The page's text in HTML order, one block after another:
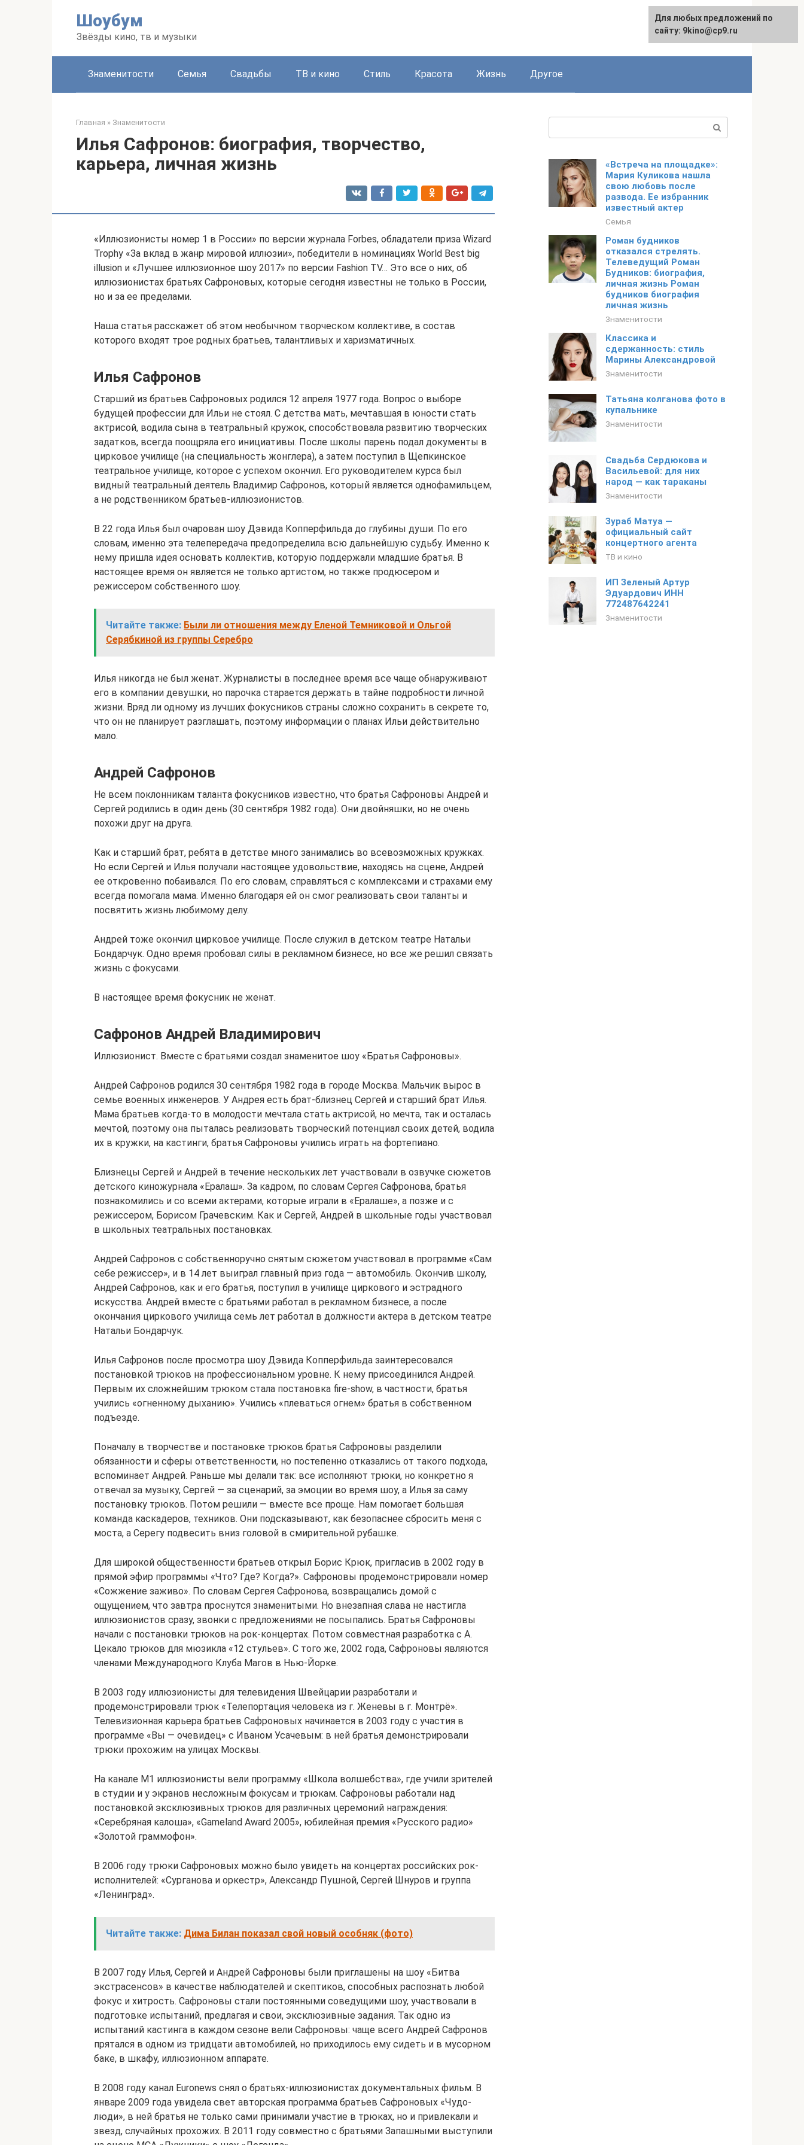
Шоубум
Звёзды кино, тв и музыки
English
Знаменитости Семья Свадьбы ТВ и кино Стиль Красота Жизнь Другое
Главная » Знаменитости
Илья Сафронов: биография, творчество,
карьера, личная жизнь
«Иллюзионисты номер 1 в России» по версии журнала Forbes, обладатели приза Wizard
Trophy «За вклад в жанр мировой иллюзии», победители в номинациях World Best big
illusion и «Лучшее иллюзионное шоу 2017» по версии Fashion TV… Это все о них, об
иллюзионистах братьях Сафроновых, которые сегодня известны не только в России,
но и за ее пределами.
Наша статья расскажет об этом необычном творческом коллективе, в состав
которого входят трое родных братьев, талантливых и харизматичных.
Илья Сафронов
Старший из братьев Сафроновых родился 12 апреля 1977 года. Вопрос о выборе
будущей профессии для Ильи не стоял. С детства мать, мечтавшая в юности стать
актрисой, водила сына в театральный кружок, способствовала развитию творческих
задатков, всегда поощряла его инициативы. После школы парень подал документы в
цирковое училище (на специальность жонглера), а затем поступил в Щепкинское
театральное училище, которое с успехом окончил. Его руководителем курса был
видный театральный деятель Владимир Сафронов, который является однофамильцем,
а не родственником братьев-иллюзионистов.
В 22 года Илья был очарован шоу Дэвида Копперфильда до глубины души. По его
словам, именно эта телепередача предопределила всю дальнейшую судьбу. Именно к
нему пришла идея основать коллектив, которую поддержали младшие братья. В
настоящее время он является не только артистом, но также продюсером и
режиссером собственного шоу.
Читайте также: Были ли отношения между Еленой Темниковой и Ольгой
Серябкиной из группы Серебро
Илья никогда не был женат. Журналисты в последнее время все чаще обнаруживают
его в компании девушки, но парочка старается держать в тайне подробности личной
жизни. Вряд ли одному из лучших фокусников страны сложно сохранить в секрете то,
что он не планирует разглашать, поэтому информации о планах Ильи действительно
мало.
Андрей Сафронов
Не всем поклонникам таланта фокусников известно, что братья Сафроновы Андрей и
Сергей родились в один день (30 сентября 1982 года). Они двойняшки, но не очень
похожи друг на друга.
Как и старший брат, ребята в детстве много занимались во всевозможных кружках.
Но если Сергей и Илья получали настоящее удовольствие, находясь на сцене, Андрей
ее откровенно побаивался. По его словам, справляться с комплексами и страхами ему
всегда помогала мама. Именно благодаря ей он смог реализовать свои таланты и
посвятить жизнь любимому делу.
Андрей тоже окончил цирковое училище. После служил в детском театре Натальи
Бондарчук. Одно время пробовал силы в рекламном бизнесе, но все же решил связать
жизнь с фокусами.
В настоящее время фокусник не женат.
Сафронов Андрей Владимирович
Иллюзионист. Вместе с братьями создал знаменитое шоу «Братья Сафроновы».
Андрей Сафронов родился 30 сентября 1982 года в городе Москва. Мальчик вырос в
семье военных инженеров. У Андрея есть брат-близнец Сергей и старший брат Илья.
Мама братьев когда-то в молодости мечтала стать актрисой, но мечта, так и осталась
мечтой, поэтому она пыталась реализовать творческий потенциал своих детей, водила
их в кружки, на кастинги, братья Сафроновы учились играть на фортепиано.
Близнецы Сергей и Андрей в течение нескольких лет участвовали в озвучке сюжетов
детского киножурнала «Ералаш». За кадром, по словам Сергея Сафронова, братья
познакомились и со всеми актерами, которые играли в «Ералаше», а позже и с
режиссером, Борисом Грачевским. Как и Сергей, Андрей в школьные годы участвовал
в школьных театральных постановках.
Андрей Сафронов с собственноручно снятым сюжетом участвовал в программе «Сам
себе режиссер», и в 14 лет выиграл главный приз года — автомобиль. Окончив школу,
Андрей Сафронов, как и его братья, поступил в училище циркового и эстрадного
искусства. Андрей вместе с братьями работал в рекламном бизнесе, а после
окончания циркового училища семь лет работал в должности актера в детском театре
Натальи Бондарчук.
Илья Сафронов после просмотра шоу Дэвида Копперфильда заинтересовался
постановкой трюков на профессиональном уровне. К нему присоединился Андрей.
Первым их сложнейшим трюком стала постановка fire-show, в частности, братья
учились «огненному дыханию». Учились «плеваться огнем» братья в собственном
подъезде.
Поначалу в творчестве и постановке трюков братья Сафроновы разделили
обязанности и сферы ответственности, но постепенно отказались от такого подхода,
вспоминает Андрей. Раньше мы делали так: все исполняют трюки, но конкретно я
отвечал за музыку, Сергей — за сценарий, за эмоции во время шоу, а Илья за саму
постановку трюков. Потом решили — вместе все проще. Нам помогает большая
команда каскадеров, техников. Они подсказывают, как безопаснее сбросить меня с
моста, а Серегу подвесить вниз головой в смирительной рубашке.
Для широкой общественности братьев открыл Борис Крюк, пригласив в 2002 году в
прямой эфир программы «Что? Где? Когда?». Сафроновы продемонстрировали номер
«Сожжение заживо». По словам Сергея Сафронова, возвращались домой с
ощущением, что завтра проснутся знаменитыми. Но внезапная слава не настигла
иллюзионистов сразу, звонки с предложениями не посыпались. Братья Сафроновы
начали с постановки трюков на рок-концертах. Потом совместная разработка с А.
Цекало трюков для мюзикла «12 стульев». С того же, 2002 года, Сафроновы являются
членами Международного Клуба Магов в Нью-Йорке.
В 2003 году иллюзионисты для телевидения Швейцарии разработали и
продемонстрировали трюк «Телепортация человека из г. Женевы в г. Монтрё».
Телевизионная карьера братьев Сафроновых начинается в 2003 году с участия в
программе «Вы — очевидец» с Иваном Усачевым: в ней братья демонстрировали
трюки прохожим на улицах Москвы.
На канале М1 иллюзионисты вели программу «Школа волшебства», где учили зрителей
в студии и у экранов несложным фокусам и трюкам. Сафроновы работали над
постановкой эксклюзивных трюков для различных церемоний награждения:
«Серебряная калоша», «Gameland Award 2005», юбилейная премия «Русского радио»
«Золотой граммофон».
В 2006 году трюки Сафроновых можно было увидеть на концертах российских рок-
исполнителей: «Сурганова и оркестр», Александр Пушной, Сергей Шнуров и группа
«Ленинград».
Читайте также: Дима Билан показал свой новый особняк (фото)
В 2007 году Илья, Сергей и Андрей Сафроновы были приглашены на шоу «Битва
экстрасенсов» в качестве наблюдателей и скептиков, способных распознать любой
фокус и хитрость. Сафроновы стали постоянными соведущими шоу, участвовали в
подготовке испытаний, предлагая и свои, эксклюзивные задания. Так одно из
испытаний кастинга в каждом сезоне вели Сафроновы: чаще всего Андрей Сафронов
прятался в одном из тридцати автомобилей, но приходилось ему сидеть и в мусорном
баке, в шкафу, иллюзионном аппарате.
В 2008 году канал Euronews снял о братьях-иллюзионистах документальных фильм. В
январе 2009 года увидела свет авторская программа братьев Сафроновых «Чудо-
люди», в ней братья не только сами принимали участие в трюках, но и привлекали и
звезд, случайных прохожих. В 2011 году совместно с братьями Запашными выступили
«Встреча на площадке»:
Мария Куликова нашла
свою любовь после
развода. Ее избранник
известный актер
Семья
Роман будников
отказался стрелять.
Телеведущий Роман
Будников: биография,
личная жизнь Роман
будников биография
личная жизнь
Знаменитости
Классика и
сдержанность: стиль
Марины Александровой
Знаменитости
Татьяна колганова фото в
купальнике
Знаменитости
Свадьба Сердюкова и
Васильевой: для них
народ — как тараканы
Знаменитости
Зураб Матуа —
официальный сайт
концертного агента
ТВ и кино
ИП Зеленый Артур
Эдуардович ИНН
772487642241
Знаменитости
Для любых предложений по
сайту: 9kino@cp9.ru